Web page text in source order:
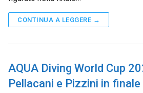
CONTINUA A LEGGERE →
AQUA Diving World Cup
Pellacani e Pizzini in